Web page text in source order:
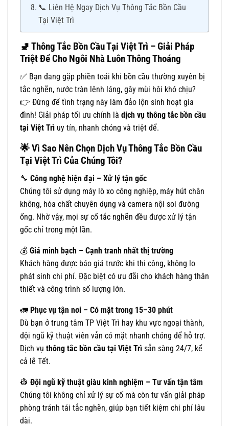
📞 Liên Hệ Ngay Dịch Vụ Thông Tắc Bồn Cầu
Tại Việt Trì
🚽 Thông Tắc Bồn Cầu Tại Việt Trì – Giải Pháp
Triệt Để Cho Ngôi Nhà Luôn Thông Thoáng
✅ Bạn đang gặp phiền toái khi bồn cầu thường xuyên bị
tắc nghẽn, nước tràn lênh láng, gây mùi hôi khó chịu?
👉 Đừng để tình trạng này làm đảo lộn sinh hoạt gia
đình! Giải pháp tối ưu chính là dịch vụ thông tắc bồn cầu
tại Việt Trì uy tín, nhanh chóng và triệt để.
🌟Vì Sao Nên Chọn Dịch Vụ Thông Tắc Bồn Cầu
Tại Việt Trì Của Chúng Tôi?
🔧 Công nghệ hiện đại – Xử lý tận gốc
Chúng tôi sử dụng máy lò xo công nghiệp, máy hút chân
không, hóa chất chuyên dụng và camera nội soi đường
ống. Nhờ vậy, mọi sự cố tắc nghẽn đều được xử lý tận
gốc chỉ trong một lần.
💰 Giá minh bạch – Cạnh tranh nhất thị trường
Khách hàng được báo giá trước khi thi công, không lo
phát sinh chi phí. Đặc biệt có ưu đãi cho khách hàng thân
thiết và công trình số lượng lớn.
🚛 Phục vụ tận nơi – Có mặt trong 15–30 phút
Dù bạn ở trung tâm TP Việt Trì hay khu vực ngoại thành,
đội ngũ kỹ thuật viên vẫn có mặt nhanh chóng để hỗ trợ.
Dịch vụ thông tắc bồn cầu tại Việt Trì sẵn sàng 24/7, kể
cả lễ Tết.
👷 Đội ngũ kỹ thuật giàu kinh nghiệm – Tư vấn tận tâm
Chúng tôi không chỉ xử lý sự cố mà còn tư vấn giải pháp
phòng tránh tái tắc nghẽn, giúp bạn tiết kiệm chi phí lâu
dài.